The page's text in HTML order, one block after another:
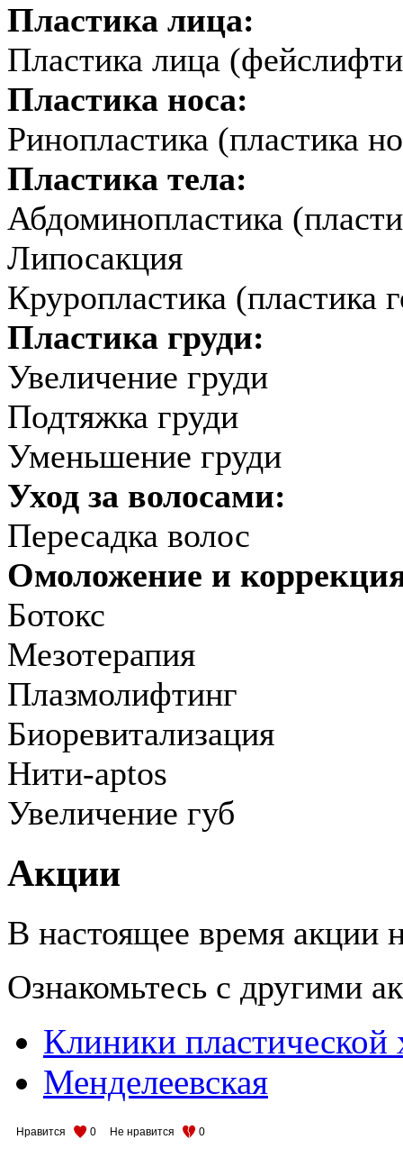
Пластика лица:
Пластика лица
Пластика носа:
Ринопластика (пластика
Пластика тела:
Абдоминопластика
Липосакция
Круропластика (пластика
Пластика груди:
Увеличение груди
Подтяжка груди
Уменьшение груди
Уход за волосами:
Пересадка волос
Омоложение и
Ботокс
Мезотерапия
Плазмолифтинг
Биоревитализация
Нити-aptos
Увеличение губ
Акции
В настоящее время акции
Ознакомьтесь с другими
Клиники пластической
Менделеевская
Нравится 0 Не нравится 0